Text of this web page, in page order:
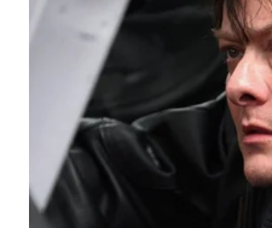
WN
MAJALENGKA
WN
SUBANG
WN